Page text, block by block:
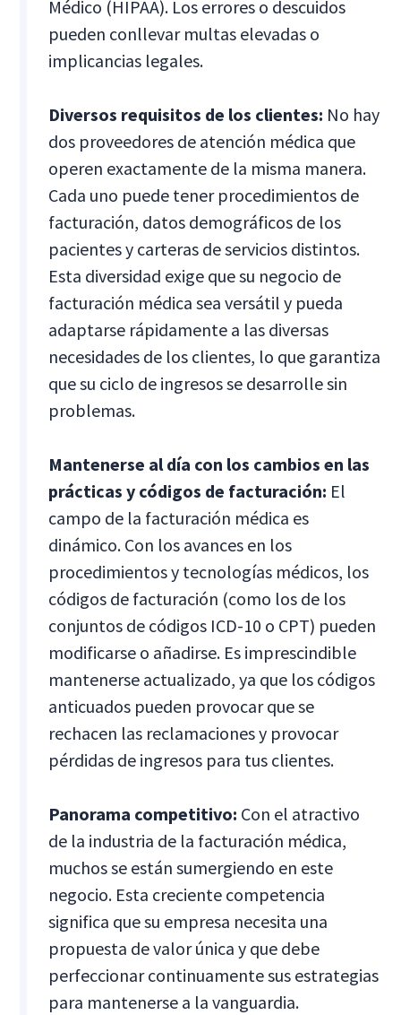
Médico (HIPAA). Los errores o descuidos
pueden conllevar multas elevadas o
implicancias legales.
Diversos requisitos de los clientes: No hay
dos proveedores de atención médica que
operen exactamente de la misma manera.
Cada uno puede tener procedimientos de
facturación, datos demográficos de los
pacientes y carteras de servicios distintos.
Esta diversidad exige que su negocio de
facturación médica sea versátil y pueda
adaptarse rápidamente a las diversas
necesidades de los clientes, lo que garantiza
que su ciclo de ingresos se desarrolle sin
problemas.
Mantenerse al día con los cambios en las
prácticas y códigos de facturación: El
campo de la facturación médica es
dinámico. Con los avances en los
procedimientos y tecnologías médicos, los
códigos de facturación (como los de los
conjuntos de códigos ICD-10 o CPT) pueden
modificarse o añadirse. Es imprescindible
mantenerse actualizado, ya que los códigos
anticuados pueden provocar que se
rechacen las reclamaciones y provocar
pérdidas de ingresos para tus clientes.
Panorama competitivo: Con el atractivo
de la industria de la facturación médica,
muchos se están sumergiendo en este
negocio. Esta creciente competencia
significa que su empresa necesita una
propuesta de valor única y que debe
perfeccionar continuamente sus estrategias
para mantenerse a la vanguardia.